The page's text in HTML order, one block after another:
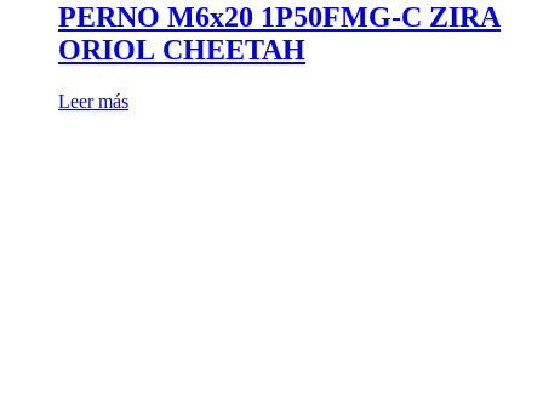
PERNO M6x20 1P50FMG-C ZIRA
ORIOL CHEETAH
Leer más